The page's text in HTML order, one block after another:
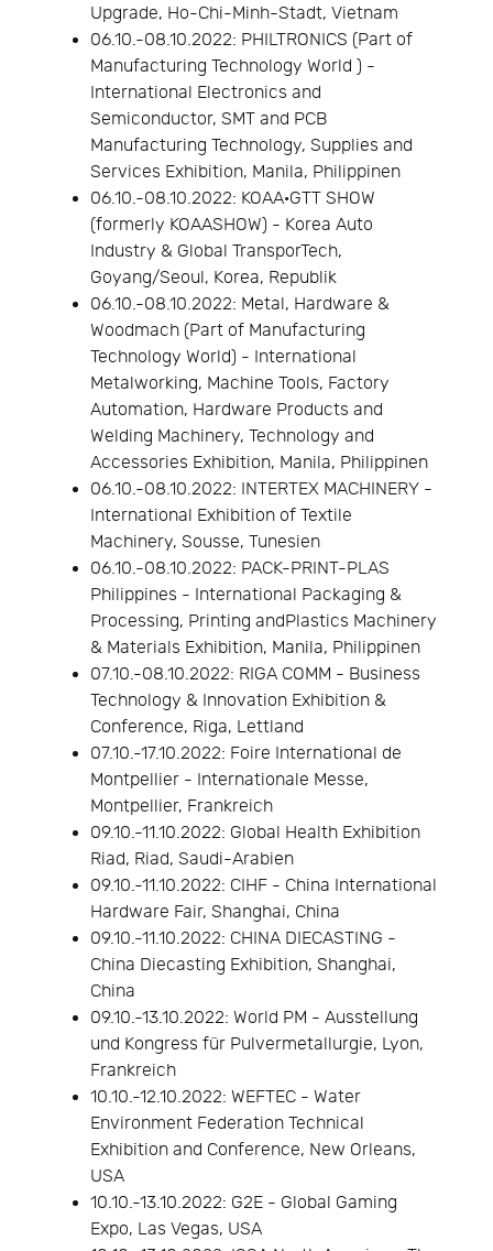
Upgrade, Ho-Chi-Minh-Stadt, Vietnam
06.10.-08.10.2022: PHILTRONICS (Part of
Manufacturing Technology World ) -
International Electronics and
Semiconductor, SMT and PCB
Manufacturing Technology, Supplies and
Services Exhibition, Manila, Philippinen
06.10.-08.10.2022: KOAA·GTT SHOW
(formerly KOAASHOW) - Korea Auto
Industry & Global TransporTech,
Goyang/Seoul, Korea, Republik
06.10.-08.10.2022: Metal, Hardware &
Woodmach (Part of Manufacturing
Technology World) - International
Metalworking, Machine Tools, Factory
Automation, Hardware Products and
Welding Machinery, Technology and
Accessories Exhibition, Manila, Philippinen
06.10.-08.10.2022: INTERTEX MACHINERY -
International Exhibition of Textile
Machinery, Sousse, Tunesien
06.10.-08.10.2022: PACK-PRINT-PLAS
Philippines - International Packaging &
Processing, Printing andPlastics Machinery
& Materials Exhibition, Manila, Philippinen
07.10.-08.10.2022: RIGA COMM - Business
Technology & Innovation Exhibition &
Conference, Riga, Lettland
07.10.-17.10.2022: Foire International de
Montpellier - Internationale Messe,
Montpellier, Frankreich
09.10.-11.10.2022: Global Health Exhibition
Riad, Riad, Saudi-Arabien
09.10.-11.10.2022: CIHF - China International
Hardware Fair, Shanghai, China
09.10.-11.10.2022: CHINA DIECASTING -
China Diecasting Exhibition, Shanghai,
China
09.10.-13.10.2022: World PM - Ausstellung
und Kongress für Pulvermetallurgie, Lyon,
Frankreich
10.10.-12.10.2022: WEFTEC - Water
Environment Federation Technical
Exhibition and Conference, New Orleans,
USA
10.10.-13.10.2022: G2E - Global Gaming
Expo, Las Vegas, USA